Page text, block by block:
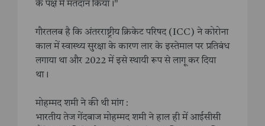
के पक्ष में मतदान किया।"
गौरतलब है कि अंतरराष्ट्रीय क्रिकेट परिषद (ICC) ने कोरोना
काल में स्वास्थ्य सुरक्षा के कारण लार के इस्तेमाल पर प्रतिबंध
लगाया था और 2022 में इसे स्थायी रूप से लागू कर दिया
था।
मोहम्मद शमी ने की थी मांग :
भारतीय तेज गेंदबाज मोहम्मद शमी ने हाल ही में आईसीसी